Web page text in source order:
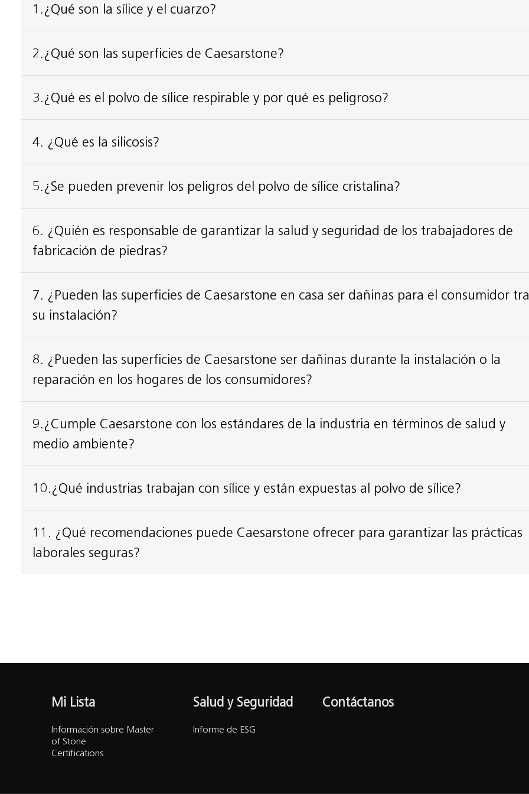
1.¿Qué son la sílice y el cuarzo?
2.¿Qué son las superficies de Caesarstone?
3.¿Qué es el polvo de sílice respirable y por qué es peligroso?
4. ¿Qué es la silicosis?
5.¿Se pueden prevenir los peligros del polvo de sílice cristalina?
6. ¿Quién es responsable de garantizar la salud y seguridad de los trabajadores de
fabricación de piedras?
7. ¿Pueden las superficies de Caesarstone en casa ser dañinas para el consumidor
su instalación?
8. ¿Pueden las superficies de Caesarstone ser dañinas durante la instalación o la
reparación en los hogares de los consumidores?
9.¿Cumple Caesarstone con los estándares de la industria en términos de salud y
medio ambiente?
10.¿Qué industrias trabajan con sílice y están expuestas al polvo de sílice?
11. ¿Qué recomendaciones puede Caesarstone ofrecer para garantizar las prácticas
laborales seguras?
Mi Lista
Información sobre Master
of Stone
Certifications
Salud y Seguridad
Informe de ESG
Contáctanos